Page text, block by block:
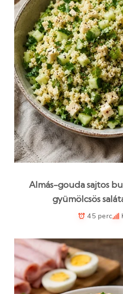
Almás-gouda sajtos
gyümölcsös
45 perc